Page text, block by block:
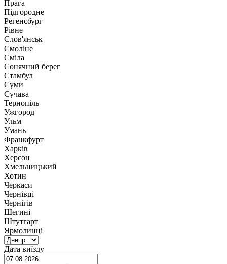
Прага
Підгородне
Регенсбург
Рівне
Слов'янськ
Смоліне
Сміла
Сонячний берег
Стамбул
Суми
Сучава
Тернопіль
Ужгород
Ульм
Умань
Франкфурт
Харків
Херсон
Хмельницький
Хотин
Черкаси
Чернівці
Чернігів
Шегині
Штутгарт
Ярмолинці
Дата виїзду